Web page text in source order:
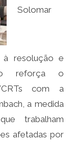
Solomar
à resolução e
reforça o
com a
a medida
trabalham
afetadas por